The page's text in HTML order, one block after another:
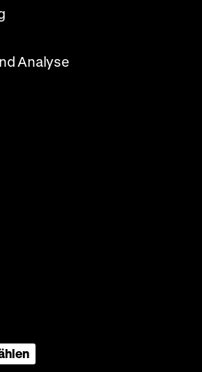
Museum
der Bundesregierung für
Analyse